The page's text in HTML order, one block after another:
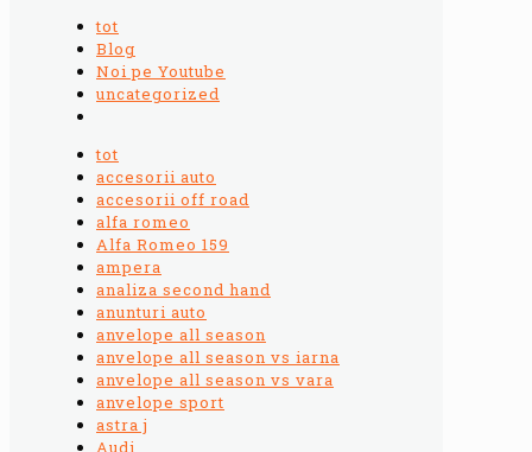
tot
Blog
Noi pe Youtube
uncategorized
tot
accesorii auto
accesorii off road
alfa romeo
Alfa Romeo 159
ampera
analiza second hand
anunturi auto
anvelope all season
anvelope all season vs iarna
anvelope all season vs vara
anvelope sport
astra j
Audi